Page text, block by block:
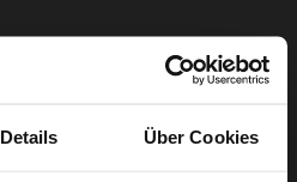
Details Über Cookies